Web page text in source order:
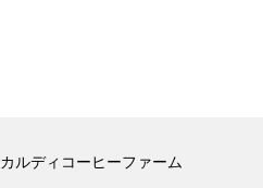
カルディコーヒーファーム